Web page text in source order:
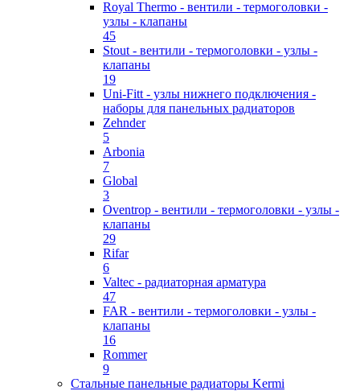
Royal Thermo - вентили - термоголовки -
узлы - клапаны
45
Stout - вентили - термоголовки - узлы -
клапаны
19
Uni-Fitt - узлы нижнего подключения -
наборы для панельных радиаторов
Zehnder
5
Arbonia
7
Global
3
Oventrop - вентили - термоголовки - узлы -
клапаны
29
Rifar
6
Valtec - радиаторная арматура
47
FAR - вентили - термоголовки - узлы -
клапаны
16
Rommer
9
Стальные панельные радиаторы Kermi